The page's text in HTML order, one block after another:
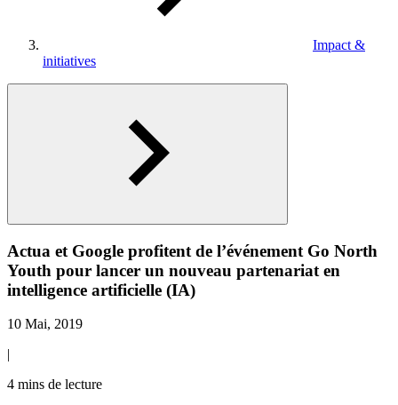
Impact &
initiatives
Actua et Google profitent de l’événement Go North
Youth pour lancer un nouveau partenariat en
intelligence artificielle (IA)
10 Mai, 2019
|
4 mins de lecture